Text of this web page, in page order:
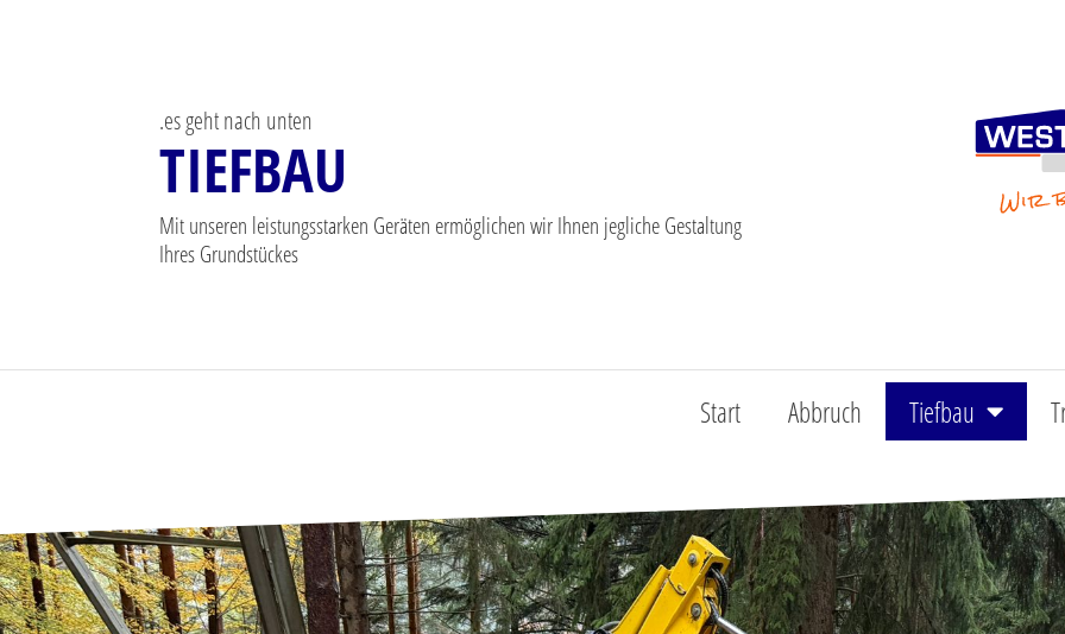
.es geht nach unten
TIEFBAU
Mit unseren leistungsstarken Geräten ermöglichen wir Ihnen jegliche Gestaltung
Ihres Grundstückes
Start Abbruch Tiefbau